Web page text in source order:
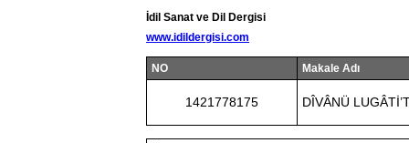
İdil Sanat ve Dil Dergisi
www.idildergisi.com
NO Makale Adı
1421778175 DÎVÂNÜ